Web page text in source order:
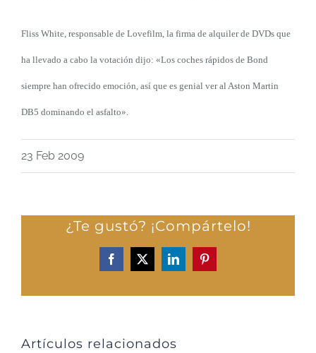
Fliss White, responsable de Lovefilm, la firma de alquiler de DVDs que
ha llevado a cabo la votación dijo: «Los coches rápidos de Bond
siempre han ofrecido emoción, así que es genial ver al Aston Martin
DB5 dominando el asfalto».
23 Feb 2009
¿Te gustó? ¡Compártelo!
Facebook
X LinkedInPinterest
Artículos relacionados